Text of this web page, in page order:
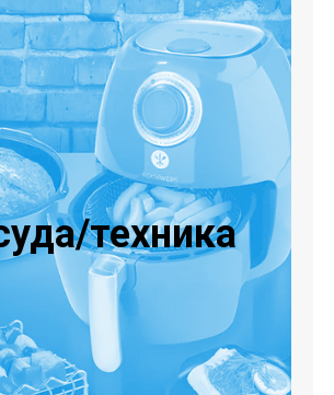
техника